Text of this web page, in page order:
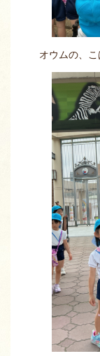
オウムの、こ